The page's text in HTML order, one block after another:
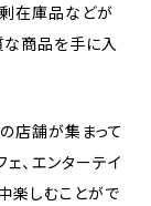
在庫品などが
な商品を手に入
店舗が集まって
ェ、エンターテイ
楽しむことがで